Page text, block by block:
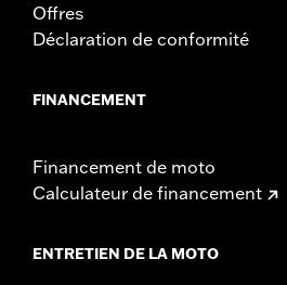
Offres
Déclaration de conformité
FINANCEMENT
Financement de moto
Calculateur de financement
ENTRETIEN DE LA MOTO